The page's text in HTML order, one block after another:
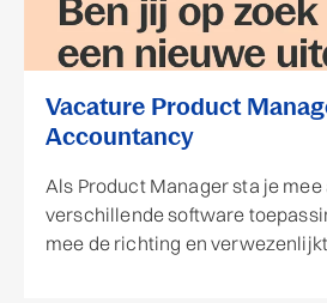
Vacature Product
Accountancy
Als Product Manager sta je mee
verschillende software
mee de richting en